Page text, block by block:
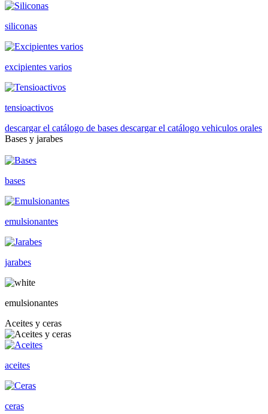
siliconas
excipientes varios
tensioactivos
descargar el catálogo de bases descargar el catálogo vehiculos orales
Bases y jarabes
bases
emulsionantes
jarabes
emulsionantes
Aceites y ceras
aceites
ceras